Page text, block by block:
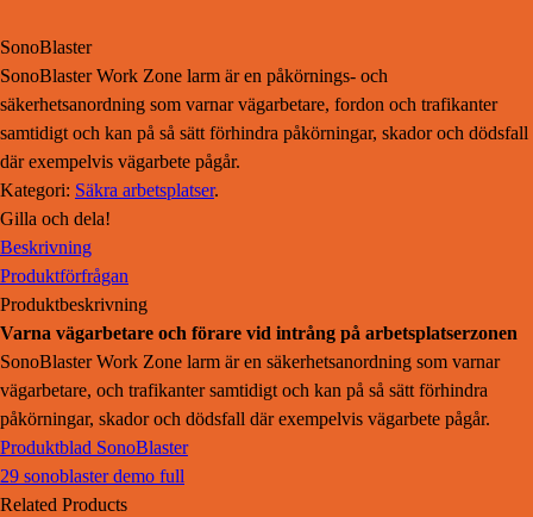
SonoBlaster
SonoBlaster Work Zone larm är en påkörnings- och
säkerhetsanordning som varnar vägarbetare, fordon och trafikanter
samtidigt och kan på så sätt förhindra påkörningar, skador och dödsfall
där exempelvis vägarbete pågår.
Kategori: Säkra arbetsplatser.
Gilla och dela!
Beskrivning
Produktförfrågan
Produktbeskrivning
Varna vägarbetare och förare vid intrång på arbetsplatserzonen
SonoBlaster Work Zone larm är en säkerhetsanordning som varnar
vägarbetare, och trafikanter samtidigt och kan på så sätt förhindra
påkörningar, skador och dödsfall där exempelvis vägarbete pågår.
Produktblad SonoBlaster
29 sonoblaster demo full
Related Products